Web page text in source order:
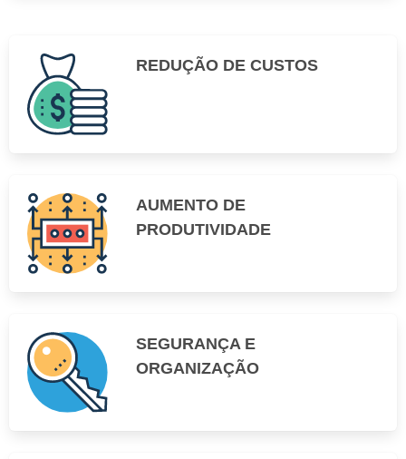
REDUÇÃO DE CUSTOS
AUMENTO DE
PRODUTIVIDADE
SEGURANÇA E
ORGANIZAÇÃO